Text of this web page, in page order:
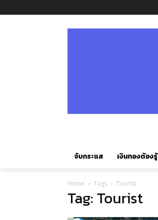
จับกระแส เงินทองต้องรู้
Home Tags Tourist
Tag: Tourist